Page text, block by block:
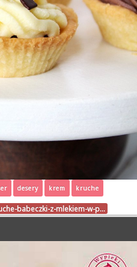
desery krem kruche
babeczki-z-mlekiem-w-p…